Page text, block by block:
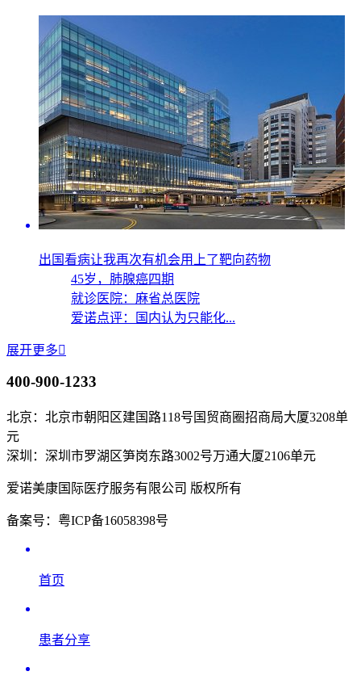
出国看病让我再次有机会用上了靶向药物
45岁， 肺腺癌四期
就诊医院：麻省总医院
爱诺点评：国内认为只能化...
展开更多
400-900-1233
北京：北京市朝阳区建国路118号国贸商圈招商局大厦3208单
元
深圳：深圳市罗湖区笋岗东路3002号万通大厦2106单元
爱诺美康国际医疗服务有限公司 版权所有
备案号：粤ICP备16058398号
首页
患者分享